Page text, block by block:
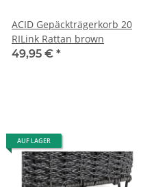
ACID Gepäckträgerkorb 20
RILink Rattan brown
49,95 € *
AUF LAGER